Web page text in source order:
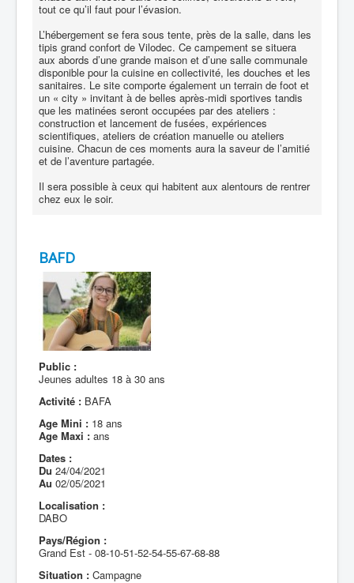
tout ce qu’il faut pour l’évasion.
L’hébergement se fera sous tente, près de la salle, dans les
tipis grand confort de Vilodec. Ce campement se situera
aux abords d’une grande maison et d’une salle communale
disponible pour la cuisine en collectivité, les douches et les
sanitaires. Le site comporte également un terrain de foot et
un « city » invitant à de belles après-midi sportives tandis
que les matinées seront occupées par des ateliers :
construction et lancement de fusées, expériences
scientifiques, ateliers de création manuelle ou ateliers
cuisine. Chacun de ces moments aura la saveur de l’amitié
et de l’aventure partagée.
Il sera possible à ceux qui habitent aux alentours de rentrer
chez eux le soir.
BAFD
Public :
Jeunes adultes 18 à 30 ans
Activité : BAFA
Age Mini : 18 ans
Age Maxi : ans
Dates :
Du 24/04/2021
Au 02/05/2021
Localisation :
DABO
Pays/Région :
Grand Est - 08-10-51-52-54-55-67-68-88
Situation : Campagne